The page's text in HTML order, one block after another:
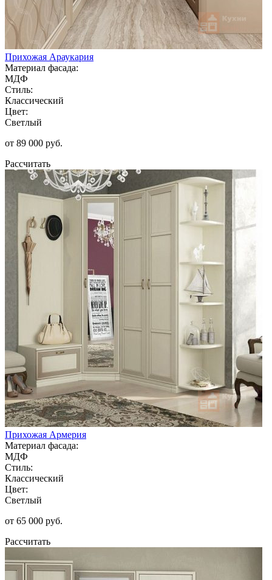
Прихожая Араукария
Материал фасада:
МДФ
Стиль:
Классический
Цвет:
Светлый
от 89 000 руб.
Рассчитать
Прихожая Армерия
Материал фасада:
МДФ
Стиль:
Классический
Цвет:
Светлый
от 65 000 руб.
Рассчитать